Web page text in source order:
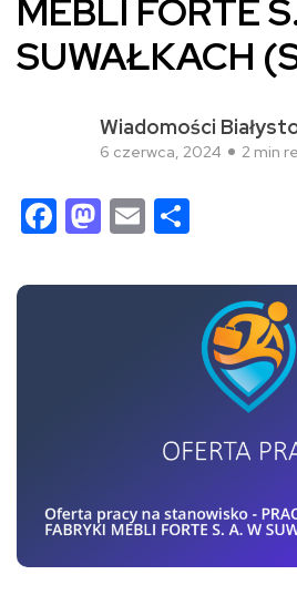
MEBLI FORTE
SUWAŁKACH
Wiadomości
6 czerwca, 2024 2 min
Facebook
Mastodon
Email